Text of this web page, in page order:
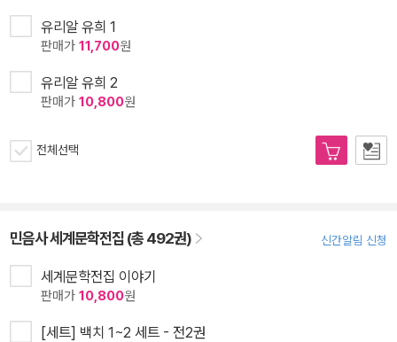
유리알 유희 1
판매가 11,700원
유리알 유희 2
판매가 10,800원
전체선택
민음사 세계문학전집 (총 492권) 신간알림 신청
세계문학전집 이야기
판매가 10,800원
[세트] 백치 1~2 세트 - 전2권